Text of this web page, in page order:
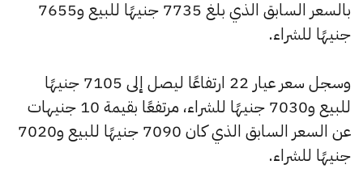
بالسعر السابق الذي بلغ 7735 جنيهًا للبيع و7655
جنيهًا للشراء.
وسجل سعر عيار 22 ارتفاعًا ليصل إلى 7105 جنيهًا
للبيع و7030 جنيهًا للشراء، مرتفعًا بقيمة 10 جنيهات
عن السعر السابق الذي كان 7090 جنيهًا للبيع و7020
جنيهًا للشراء.